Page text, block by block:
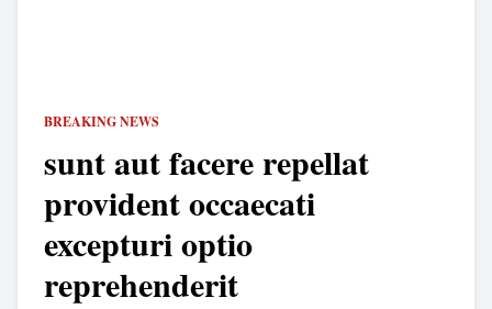
BREAKING NEWS
sunt aut facere repellat
provident occaecati
excepturi optio
reprehenderit